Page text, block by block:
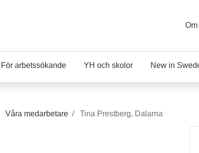
För arbetssökande YH och skolor New in
Våra medarbetare Tina Prestberg, Dalarna